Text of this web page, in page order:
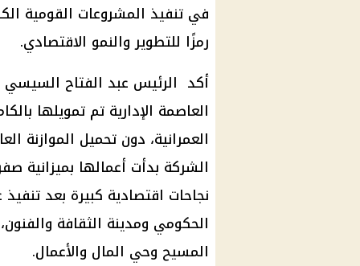
في تنفيذ المشروعات القومية
رمزًا للتطوير والنمو الاقتصادي.
أكد الرئيس عبد الفتاح السيسي
العاصمة الإدارية تم تمويلها
العمرانية، دون تحميل الموازنة
الشركة بدأت أعمالها بميزانية
نجاحات اقتصادية كبيرة بعد
الحكومي ومدينة الثقافة
المسيح وحي المال والأعمال.